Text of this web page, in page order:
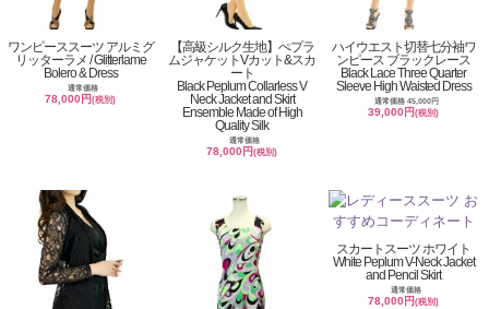
ワンピーススーツ アルミグ
リッターラメ / Glitterlame
Bolero & Dress
通常価格
78,000円(税別)
【高級シルク生地】ぺプラ
ムジャケットVカット&スカ
ート
Black Peplum Collarless V
Neck Jacket and Skirt
Ensemble Made of High
Quality Silk
通常価格
78,000円(税別)
ハイウエスト切替七分袖ワ
ンピース ブラックレース
Black Lace Three Quarter
Sleeve High Waisted Dress
通常価格 45,000円
39,000円(税別)
スカートスーツ ホワイト
White Peplum V-Neck Jacket
and Pencil Skirt
通常価格
78,000円(税別)